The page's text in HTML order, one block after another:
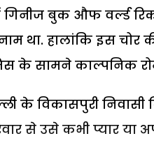
बुक औफ वर्ल्ड
था. हालांकि इस
के सामने काल्पनिक
के विकासपुरी
से उसे कभी प्यार या